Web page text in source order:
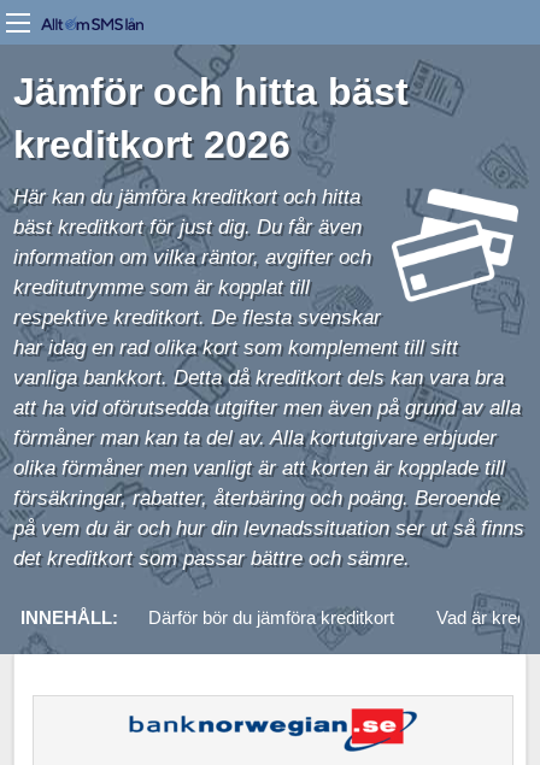
Jämför och hitta bäst
kreditkort 2026
Här kan du jämföra kreditkort och hitta
bäst kreditkort för just dig. Du får även
information om vilka räntor, avgifter och
kreditutrymme som är kopplat till
respektive kreditkort. De flesta svenskar
har idag en rad olika kort som komplement till sitt
vanliga bankkort. Detta då kreditkort dels kan vara bra
att ha vid oförutsedda utgifter men även på grund av alla
förmåner man kan ta del av. Alla kortutgivare erbjuder
olika förmåner men vanligt är att korten är kopplade till
försäkringar, rabatter, återbäring och poäng. Beroende
på vem du är och hur din levnadssituation ser ut så finns
det kreditkort som passar bättre och sämre.
INNEHÅLL: Därför bör du jämföra kreditkort Vad är